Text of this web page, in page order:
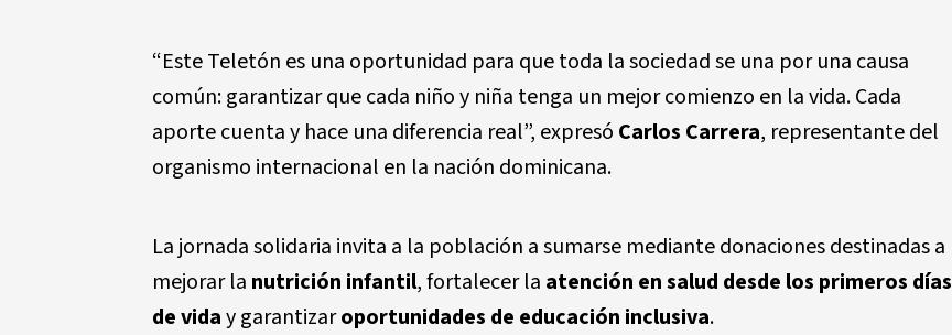
“Este Teletón es una oportunidad para que toda la sociedad se una por una causa
común: garantizar que cada niño y niña tenga un mejor comienzo en la vida. Cada
aporte cuenta y hace una diferencia real”, expresó Carlos Carrera, representante del
organismo internacional en la nación dominicana.
La jornada solidaria invita a la población a sumarse mediante donaciones destinadas a
mejorar la nutrición infantil, fortalecer la atención en salud desde los primeros días
de viday garantizaroportunidades de educación inclusiva.